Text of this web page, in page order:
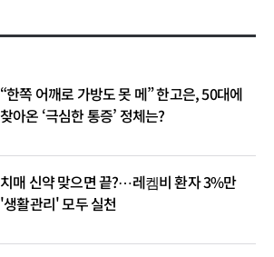
“한쪽 어깨로 가방도 못 메” 한고은, 50대에
찾아온 ‘극심한 통증’ 정체는?
치매 신약 맞으면 끝?⋯레켐비 환자 3%만
'생활관리' 모두 실천